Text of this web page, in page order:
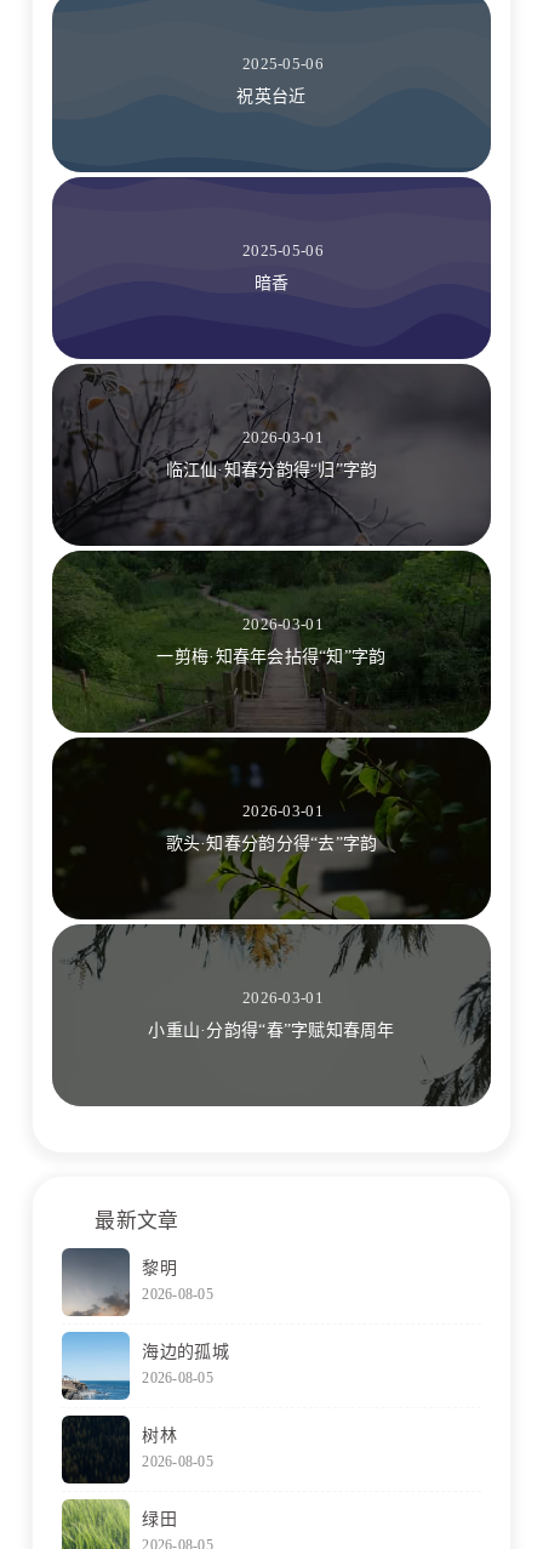
2025-05-06
祝英台近
2025-05-06
暗香
2026-03-01
临江仙·知春分韵得“归”字韵
2026-03-01
一剪梅·知春年会拈得“知”字韵
2026-03-01
歌头·知春分韵分得“去”字韵
2026-03-01
小重山·分韵得“春”字赋知春周年
最新文章
黎明
2026-08-05
海边的孤城
2026-08-05
树林
2026-08-05
绿田